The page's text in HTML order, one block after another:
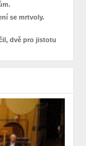
se mrtvoly.
dvě pro jistotu